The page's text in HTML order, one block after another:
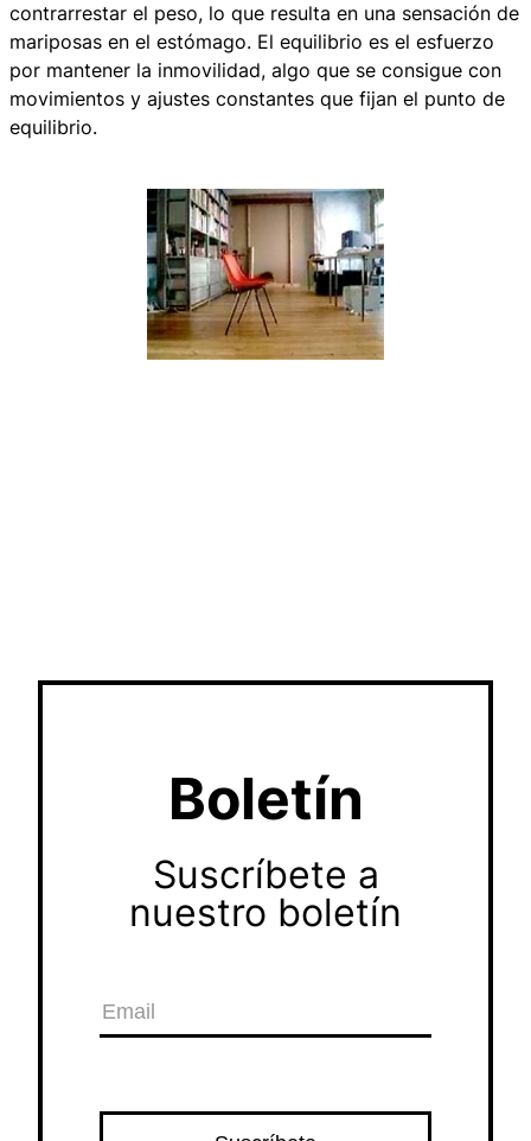
contrarrestar el peso, lo que resulta en una sensación de
mariposas en el estómago. El equilibrio es el esfuerzo
por mantener la inmovilidad, algo que se consigue con
movimientos y ajustes constantes que fijan el punto de
equilibrio.
Boletín
Suscríbete a
nuestro boletín